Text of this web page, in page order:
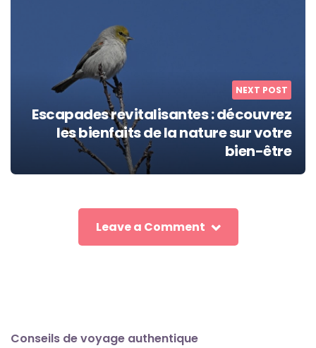
NEXT POST
Escapades revitalisantes : découvrez
les bienfaits de la nature sur votre
bien-être
Leave a Comment
Conseils de voyage authentique